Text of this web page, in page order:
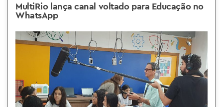
MultiRio lança canal voltado para Educação no
WhatsApp